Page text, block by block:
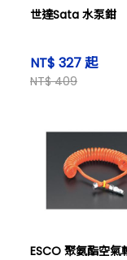
世達Sata 水泵鉗
NT$ 327 起
NT$ 409
ESCO 聚氨酯空氣